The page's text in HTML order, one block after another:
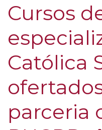
Cursos
Católica
parceria